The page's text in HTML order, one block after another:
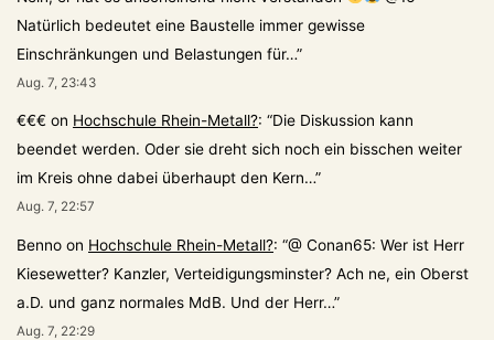
Natürlich bedeutet eine Baustelle immer gewisse
Einschränkungen und Belastungen für…”
Aug. 7, 23:43
€€€ on Hochschule Rhein-Metall?: “Die Diskussion kann
beendet werden. Oder sie dreht sich noch ein bisschen weiter
im Kreis ohne dabei überhaupt den Kern…”
Aug. 7, 22:57
Benno on Hochschule Rhein-Metall?: “@ Conan65: Wer ist Herr
Kiesewetter? Kanzler, Verteidigungsminster? Ach ne, ein Oberst
a.D. und ganz normales MdB. Und der Herr…”
Aug. 7, 22:29